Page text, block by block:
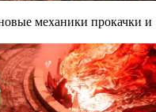
механики прокачки и